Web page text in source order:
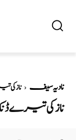
نادیہ سیف نازکی
نازکی تیرے